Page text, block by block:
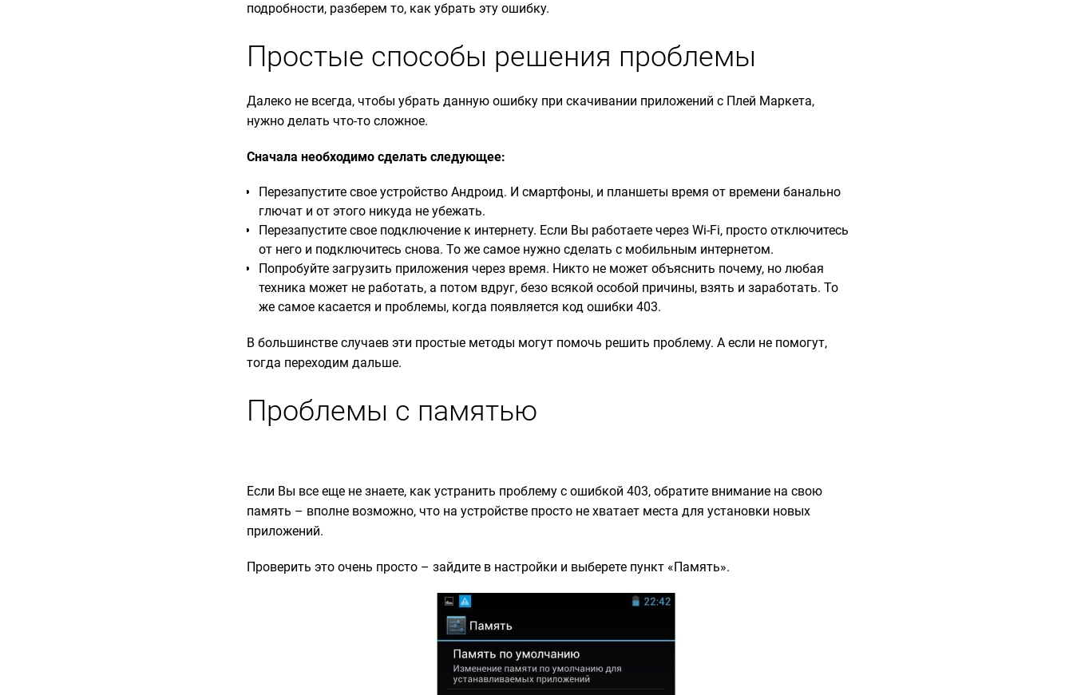
подробности, разберем то, как убрать эту ошибку.
Простые способы решения проблемы
Далеко не всегда, чтобы убрать данную ошибку при скачивании приложений с Плей Маркета,
нужно делать что-то сложное.
Сначала необходимо сделать следующее:
Перезапустите свое устройство Андроид. И смартфоны, и планшеты время от времени банально
глючат и от этого никуда не убежать.
Перезапустите свое подключение к интернету. Если Вы работаете через Wi-Fi, просто отключитесь
от него и подключитесь снова. То же самое нужно сделать с мобильным интернетом.
Попробуйте загрузить приложения через время. Никто не может объяснить почему, но любая
техника может не работать, а потом вдруг, безо всякой особой причины, взять и заработать. То
же самое касается и проблемы, когда появляется код ошибки 403.
В большинстве случаев эти простые методы могут помочь решить проблему. А если не помогут,
тогда переходим дальше.
Проблемы с памятью
Если Вы все еще не знаете, как устранить проблему с ошибкой 403, обратите внимание на свою
память – вполне возможно, что на устройстве просто не хватает места для установки новых
приложений.
Проверить это очень просто – зайдите в настройки и выберете пункт «Память».